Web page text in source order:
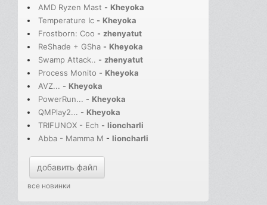
AMD Ryzen Mast - Kheyoka
Temperature Ic - Kheyoka
Frostborn: Coo - zhenyatut
ReShade + GSha - Kheyoka
Swamp Attack.. - zhenyatut
Process Monito - Kheyoka
AVZ... - Kheyoka
PowerRun... - Kheyoka
QMPlay2... - Kheyoka
TRIFUNOX - Ech - lioncharli
Abba - Mamma M - lioncharli
добавить файл
все новинки